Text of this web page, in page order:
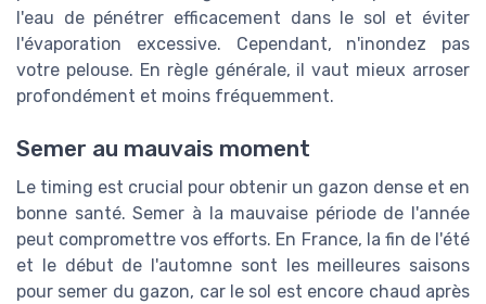
l'eau de pénétrer efficacement dans le sol et éviter
l'évaporation excessive. Cependant, n'inondez pas
votre pelouse. En règle générale, il vaut mieux arroser
profondément et moins fréquemment.
Semer au mauvais moment
Le timing est crucial pour obtenir un gazon dense et en
bonne santé. Semer à la mauvaise période de l'année
peut compromettre vos efforts. En France, la fin de l'été
et le début de l'automne sont les meilleures saisons
pour semer du gazon, car le sol est encore chaud après